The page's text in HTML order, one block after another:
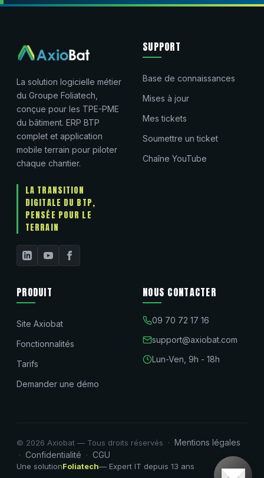
La solution logicielle métier
du Groupe Foliatech,
conçue pour les TPE-PME
du bâtiment. ERP BTP
complet et application
mobile terrain pour piloter
chaque chantier.
LA TRANSITION
DIGITALE DU BTP,
PENSÉE POUR LE
TERRAIN
SUPPORT
Base de connaissances
Mises à jour
Mes tickets
Soumettre un ticket
Chaîne YouTube
PRODUIT
Site Axiobat
Fonctionnalités
Tarifs
Demander une démo
NOUS CONTACTER
09 70 72 17 16
support@axiobat.com
Lun-Ven, 9h - 18h
© 2026 Axiobat — Tous droits réservés · Mentions légales
· Confidentialité · CGU
Une solutionFoliatech— Expert IT depuis 13 ans